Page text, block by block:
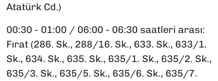
Atatürk Cd.)
00:30 - 01:00 / 06:00 - 06:30 saatleri arası:
Fırat (286. Sk., 288/16. Sk., 633. Sk., 633/1.
Sk., 634. Sk., 635. Sk., 635/1. Sk., 635/2. Sk.,
635/3. Sk., 635/5. Sk., 635/6. Sk., 635/7.